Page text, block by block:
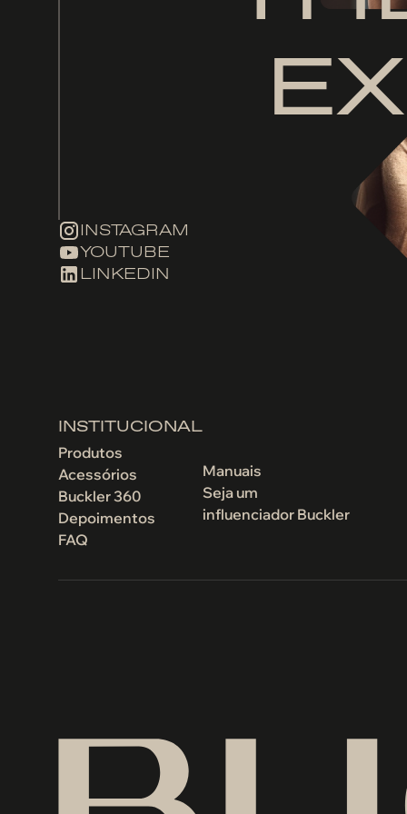
INSTAGRAM
YOUTUBE
LINKEDIN
INSTITUCIONAL
Produtos
Acessórios
Buckler 360
Depoimentos
FAQ
Manuais
Seja um
influenciador Buckler